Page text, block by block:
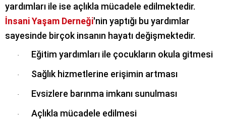
yardımları ile ise açlıkla mücadele edilmektedir.
İnsani Yaşam Derneği'nin yaptığı bu yardımlar
sayesinde birçok insanın hayatı değişmektedir.
· Eğitim yardımları ile çocukların okula gitmesi
· Sağlık hizmetlerine erişimin artması
· Evsizlere barınma imkanı sunulması
· Açlıkla mücadele edilmesi